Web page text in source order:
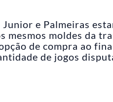
e Palmeiras
mesmos moldes da
de compra ao
de jogos